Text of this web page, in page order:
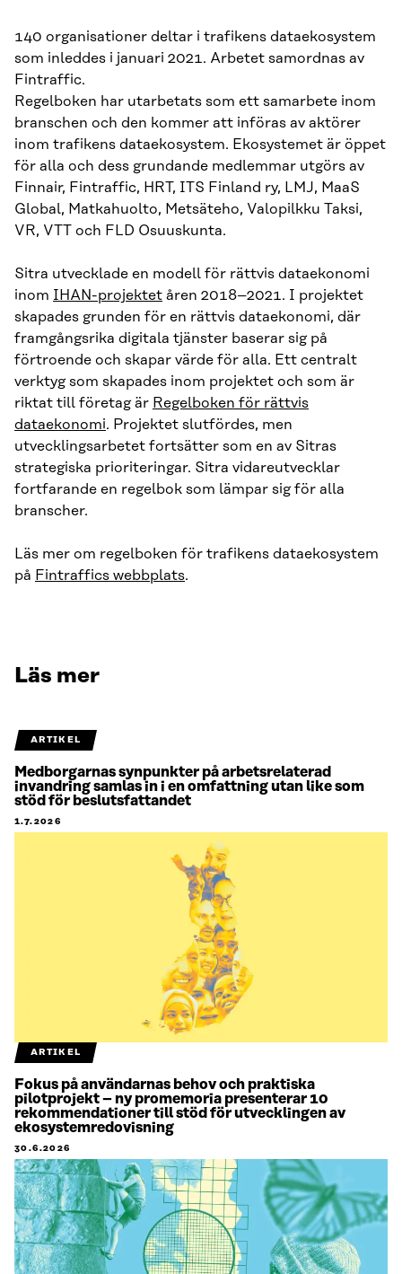
140 organisationer deltar i trafikens dataekosystem
som inleddes i januari 2021. Arbetet samordnas av
Fintraffic.
Regelboken har utarbetats som ett samarbete inom
branschen och den kommer att införas av aktörer
inom trafikens dataekosystem. Ekosystemet är öppet
för alla och dess grundande medlemmar utgörs av
Finnair, Fintraffic, HRT, ITS Finland ry, LMJ, MaaS
Global, Matkahuolto, Metsäteho, Valopilkku Taksi,
VR, VTT och FLD Osuuskunta.
Sitra utvecklade en modell för rättvis dataekonomi
inom IHAN-projektet åren 2018–2021. I projektet
skapades grunden för en rättvis dataekonomi, där
framgångsrika digitala tjänster baserar sig på
förtroende och skapar värde för alla. Ett centralt
verktyg som skapades inom projektet och som är
riktat till företag är Regelboken för rättvis
dataekonomi. Projektet slutfördes, men
utvecklingsarbetet fortsätter som en av Sitras
strategiska prioriteringar. Sitra vidareutvecklar
fortfarande en regelbok som lämpar sig för alla
branscher.
Läs mer om regelboken för trafikens dataekosystem
på Fintraffics webbplats.
Läs mer
ARTIKEL
Medborgarnas synpunkter på arbetsrelaterad
invandring samlas in i en omfattning utan like som
stöd för beslutsfattandet
1.7.2026
ARTIKEL
Fokus på användarnas behov och praktiska
pilotprojekt – ny promemoria presenterar 10
rekommendationer till stöd för utvecklingen av
ekosystemredovisning
30.6.2026